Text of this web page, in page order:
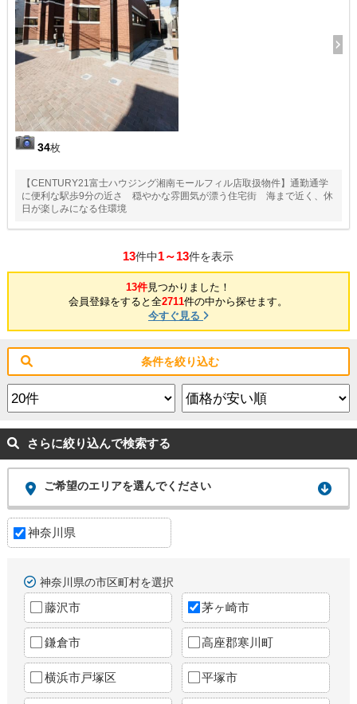
34枚
【CENTURY21富士ハウジング湘南モールフィル店取扱物件】通勤通学
に便利な駅歩9分の近さ 穏やかな雰囲気が漂う住宅街 海まで近く、休
日が楽しみになる住環境
13件中1～13件を表示
13件見つかりました！
会員登録をすると全2711件の中から探せます。
今すぐ見る
条件を絞り込む
さらに絞り込んで検索する
ご希望のエリアを選んでください
神奈川県
神奈川県の市区町村を選択
藤沢市 茅ヶ崎市
鎌倉市 高座郡寒川町
横浜市戸塚区 平塚市